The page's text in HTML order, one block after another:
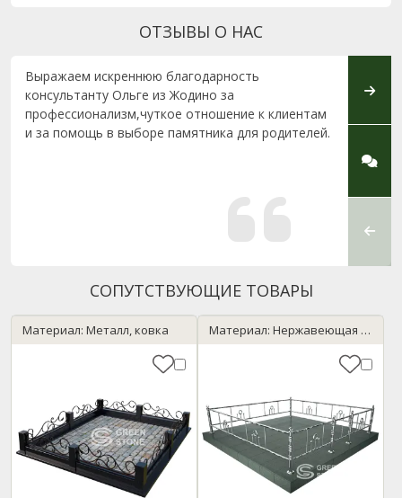
ОТЗЫВЫ О НАС
Выражаем искреннюю благодарность
консультанту Ольге из Жодино за
профессионализм,чуткое отношение к клиентам
и за помощь в выборе памятника для родителей.
СОПУТСТВУЮЩИЕ ТОВАРЫ
Материал: Металл, ковка Материал: Нержавеющая сталь